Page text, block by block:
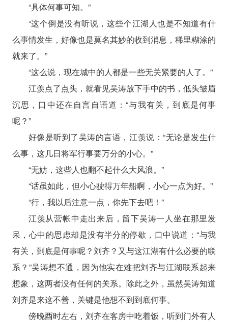
“具体何事可知。”
“这个倒是没有听说，这些个江湖人也是不知道有什
么事情发生，好像也是莫名其妙的收到消息，稀里糊涂的
就来了。”
“这么说，现在城中的人都是一些无关紧要的人了。”
江羡点了点头，就看见吴涛放下手中的书，低头皱眉
沉思，口中还在自言自语道：“与我有关，到底是何事
呢？”
好像是听到了吴涛的言语，江羡说：“无论是发生什
么事，这几日将军行事要万分的小心。”
“无妨，这些人也翻不起什么大风浪。”
“话虽如此，但小心驶得万年船啊，小心一点为好。”
“行，我以后注意一点，你先下去吧！”
江羡从营帐中走出来后，留下吴涛一人坐在那里发
呆，心中的思虑却是没有半分的停歇，口中说道：“与我
有关，到底是何事呢？刘齐？又与这江湖有什么必要的联
系？”吴涛想不通，因为他实在难把刘齐与江湖联系起来
想象，这两者没有任何的关系。除此之外，虽然吴涛知道
刘齐是来这不善，关键是他想不到到底何事。
傍晚酉时左右，刘齐在客房中吃着饭，听到门外有人